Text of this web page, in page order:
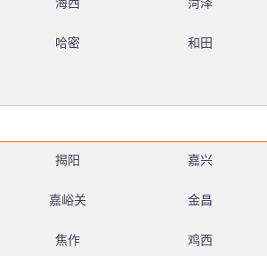
哈密 和田
揭阳 嘉兴
嘉峪关 金昌
焦作 鸡西